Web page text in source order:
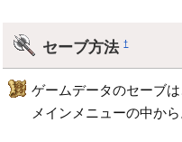
セーブ方法†
ゲームデータのセーブ
メインメニューの中から